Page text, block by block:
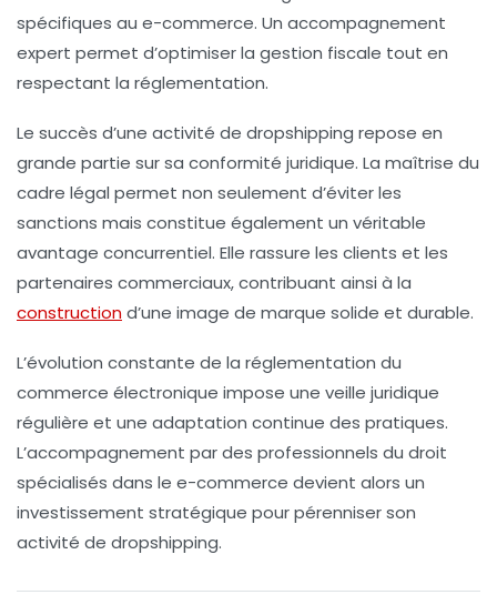
spécifiques au e-commerce. Un accompagnement
expert permet d’optimiser la gestion fiscale tout en
respectant la réglementation.
Le succès d’une activité de dropshipping repose en
grande partie sur sa conformité juridique. La maîtrise du
cadre légal permet non seulement d’éviter les
sanctions mais constitue également un véritable
avantage concurrentiel. Elle rassure les clients et les
partenaires commerciaux, contribuant ainsi à la
constructiond’une image de marque solide et durable.
L’évolution constante de la réglementation du
commerce électronique impose une veille juridique
régulière et une adaptation continue des pratiques.
L’accompagnement par des professionnels du droit
spécialisés dans le e-commerce devient alors un
investissement stratégique pour pérenniser son
activité de dropshipping.